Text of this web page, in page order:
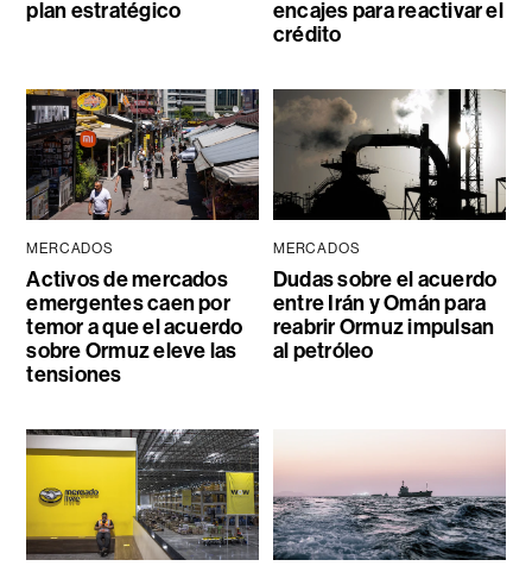
plan estratégico
encajes para reactivar el
crédito
MERCADOS
Activos de mercados
emergentes caen por
temor a que el acuerdo
sobre Ormuz eleve las
tensiones
MERCADOS
Dudas sobre el acuerdo
entre Irán y Omán para
reabrir Ormuz impulsan
al petróleo